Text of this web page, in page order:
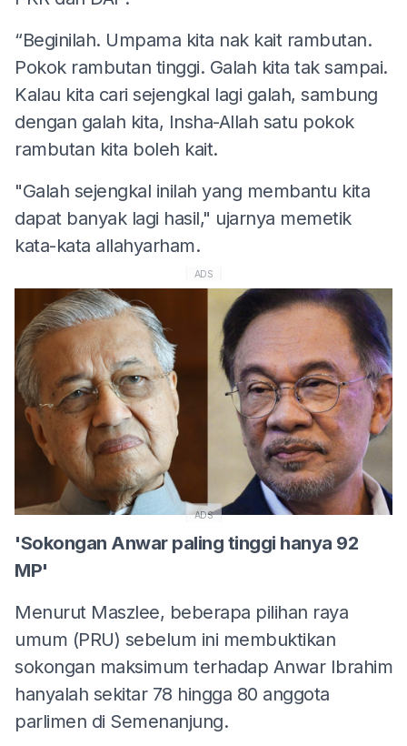
“Beginilah. Umpama kita nak kait rambutan.
Pokok rambutan tinggi. Galah kita tak sampai.
Kalau kita cari sejengkal lagi galah, sambung
dengan galah kita, Insha-Allah satu pokok
rambutan kita boleh kait.
"Galah sejengkal inilah yang membantu kita
dapat banyak lagi hasil," ujarnya memetik
kata-kata allahyarham.
ADS
ADS
'Sokongan Anwar paling tinggi hanya 92
MP'
Menurut Maszlee, beberapa pilihan raya
umum (PRU) sebelum ini membuktikan
sokongan maksimum terhadap Anwar Ibrahim
hanyalah sekitar 78 hingga 80 anggota
parlimen di Semenanjung.